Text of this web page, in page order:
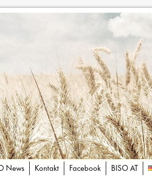
News Kontakt Facebook BISO AT